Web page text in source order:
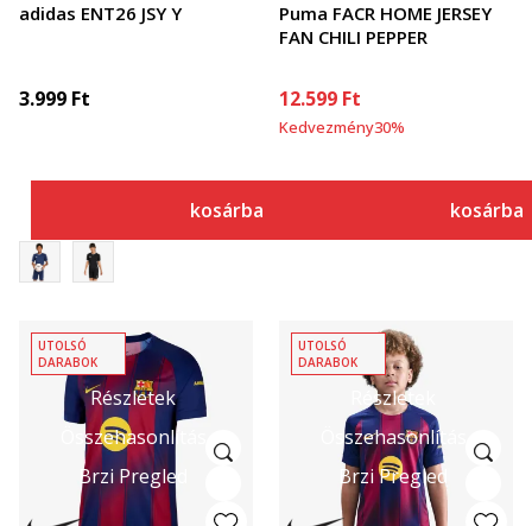
adidas ENT26 JSY Y
3.999 Ft
kosárba
Puma FACR HOME JERSEY
FAN CHILI PEPPER
12.599 Ft
Kedvezmény30%
kosárba
Részletek
Összehasonlítás
Brzi Pregled
UTOLSÓ
DARABOK
Részletek
Összehasonlítás
Brzi Pregled
UTOLSÓ
DARABOK